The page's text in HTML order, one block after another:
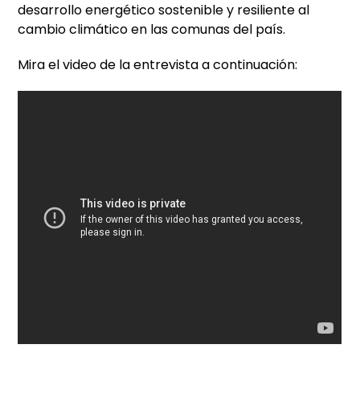
desarrollo energético sostenible y resiliente al
cambio climático en las comunas del país.
Mira el video de la entrevista a continuación: